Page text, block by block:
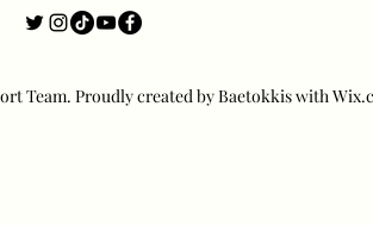
Team. Proudly created by Baetokkis with